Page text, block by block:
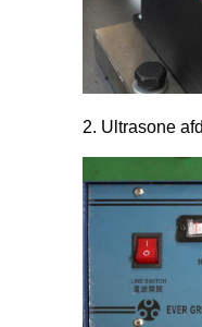
2. Ultrasone